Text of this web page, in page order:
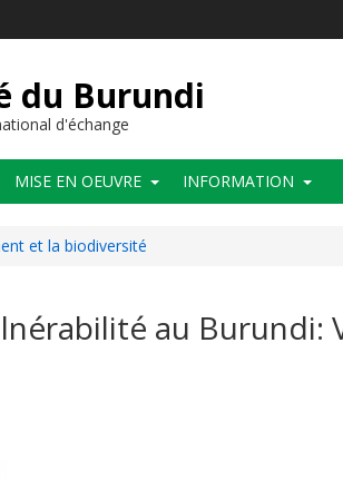
du Burundi
d'échange
MISE EN OEUVRE INFORMATION
et la biodiversité
au Burundi: